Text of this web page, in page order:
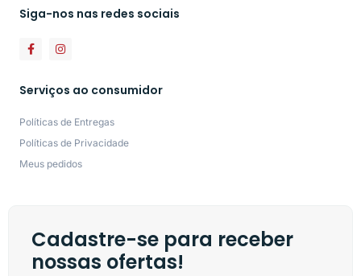
Siga-nos nas redes sociais
Serviços ao consumidor
Políticas de Entregas
Políticas de Privacidade
Meus pedidos
Cadastre-se para receber
nossas ofertas!